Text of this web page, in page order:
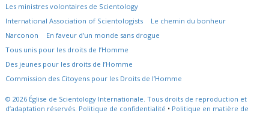
Les ministres volontaires de Scientology
International Association of Scientologists
Le chemin du bonheur
Narconon
En faveur d’un monde sans drogue
Tous unis pour les droits de l’Homme
Des jeunes pour les droits de l’Homme
Commission des Citoyens pour les Droits de l’Homme
© 2026 Église de Scientology Internationale. Tous droits de reproduction et
d’adaptation réservés. Politique de confidentialité • Politique en matière de